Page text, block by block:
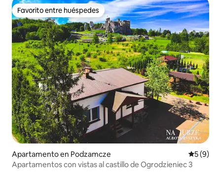
Favorito entre huéspedes
Favorito entre huéspedes
Apartamento en Podzamcze
5 (9)
Apartamentos con vistas al castillo de Ogrodzieniec 3